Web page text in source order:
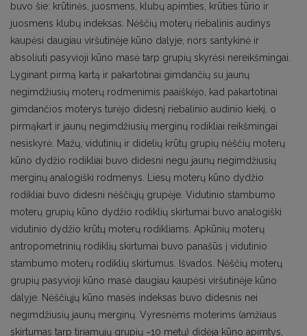
buvo šie: krūtinės, juosmens, klubų apimties, krūties tūrio ir
juosmens klubų indeksas. Nėščių moterų riebalinis audinys
kaupėsi daugiau viršutinėje kūno dalyje, nors santykinė ir
absoliuti pasyvioji kūno masė tarp grupių skyrėsi nereikšmingai.
Lyginant pirmą kartą ir pakartotinai gimdančių su jaunų
negimdžiusių moterų rodmenimis paaiškėjo, kad pakartotinai
gimdančios moterys turėjo didesnį riebalinio audinio kiekį, o
pirmąkart ir jaunų negimdžiusių merginų rodikliai reikšmingai
nesiskyrė. Mažų, vidutinių ir didelių krūtų grupių nėščių moterų
kūno dydžio rodikliai buvo didesni negu jaunų negimdžiusių
merginų analogiški rodmenys. Liesų moterų kūno dydžio
rodikliai buvo didesni nėščiųjų grupėje. Vidutinio stambumo
moterų grupių kūno dydžio rodiklių skirtumai buvo analogiški
vidutinio dydžio krūtų moterų rodikliams. Apkūnių moterų
antropometrinių rodiklių skirtumai buvo panašūs į vidutinio
stambumo moterų rodiklių skirtumus. Išvados. Nėščių moterų
grupių pasyvioji kūno masė daugiau kaupėsi viršutinėje kūno
dalyje. Nėščiųjų kūno masės indeksas buvo didesnis nei
negimdžiusių jaunų merginų. Vyresnėms moterims (amžiaus
skirtumas tarp tiriamųjų grupių ~10 metų) didėja kūno apimtys,